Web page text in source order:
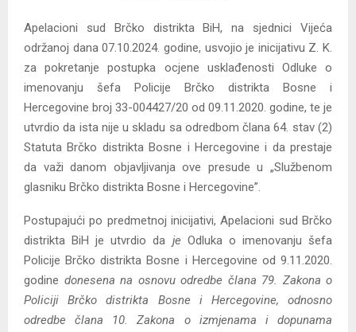
Apelacioni sud Brčko distrikta BiH, na sjednici Vijeća
održanoj dana 07.10.2024. godine, usvojio je inicijativu Z. K.
za pokretanje postupka ocjene usklađenosti Odluke o
imenovanju šefa Policije Brčko distrikta Bosne i
Hercegovine broj 33-004427/20 od 09.11.2020. godine, te je
utvrdio da ista nije u skladu sa odredbom člana 64. stav (2)
Statuta Brčko distrikta Bosne i Hercegovine i da prestaje
da važi danom objavljivanja ove presude u „Službenom
glasniku Brčko distrikta Bosne i Hercegovine”.
Postupajući po predmetnoj inicijativi, Apelacioni sud Brčko
distrikta BiH je utvrdio da je Odluka o imenovanju šefa
Policije Brčko distrikta Bosne i Hercegovine od 9.11.2020.
godine donesena na osnovu odredbe člana 79. Zakona o
Policiji Brčko distrikta Bosne i Hercegovine, odnosno
odredbe člana 10. Zakona o izmjenama i dopunama